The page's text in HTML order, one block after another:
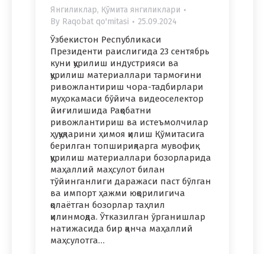
Янгиликлар, Қўмита янгиликлари
By Raqobat qo'mitasi 25.09.2024
Ўзбекистон Республикаси
Президенти раислигида 23 сентябрь
куни қурилиш индустрияси ва
қурилиш материаллари тармоғини
ривожлантириш чора-тадбирлари
муҳокамаси бўйича видеоселектор
йиғилишида Рақобатни
ривожлантириш ва истеъмолчилар
ҳуқуқларини ҳимоя қилиш Қўмитасига
берилган топшириқларга мувофиқ
қурилиш материаллари бозорларида
маҳаллий маҳсулот билан
тўйинганлиги даражаси паст бўлган
ва импорт ҳажми юқорилигича
қолаётган бозорлар таҳлил
қилинмоқда. Ўтказилган ўрганишлар
натижасида бир қанча маҳаллий
маҳсулотга…